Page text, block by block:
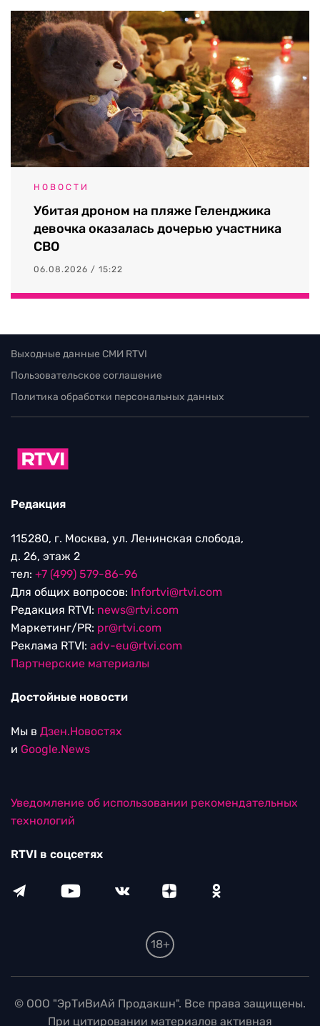
НОВОСТИ
Убитая дроном на пляже Геленджика
девочка оказалась дочерью участника
СВО
06.08.2026 / 15:22
Выходные данные СМИ RTVI
Пользовательское соглашение
Политика обработки персональных данных
Редакция
115280, г. Москва, ул. Ленинская слобода,
д. 26, этаж 2
тел: +7 (499) 579-86-96
Для общих вопросов: Infortvi@rtvi.com
Редакция RTVI: news@rtvi.com
Маркетинг/PR: pr@rtvi.com
Реклама RTVI: adv-eu@rtvi.com
Партнерские материалы
Достойные новости
Мы в Дзен.Новостях
и Google.News
Уведомление об использовании рекомендательных
технологий
RTVI в соцсетях
18+
© ООО "ЭрТиВиАй Продакшн". Все права защищены.
При цитировании материалов активная